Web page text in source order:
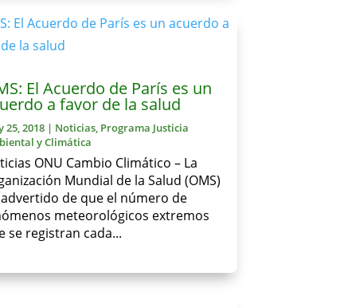
El Acuerdo de París es un
a favor de la salud
25, 2018 | Noticias, Programa Justicia
y Climática
ONU Cambio Climático – La
Mundial de la Salud (OMS)
de que el número de
meteorológicos extremos
se registran cada...